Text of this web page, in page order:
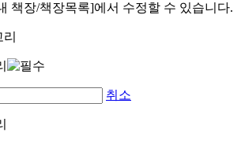
책장/책장목록]에서 수정할 수 있습니다.
취소